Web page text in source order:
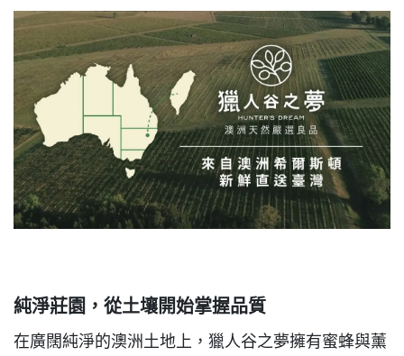
純淨莊園，從土壤開始掌握品質
在廣闊純淨的澳洲土地上，獵人谷之夢擁有蜜蜂與薰